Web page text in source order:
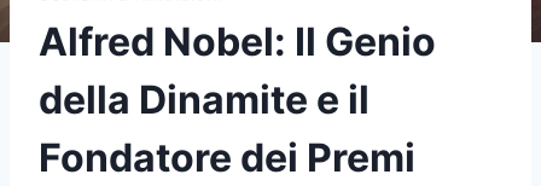
Alfred Nobel: Il Genio
della Dinamite e il
Fondatore dei Premi